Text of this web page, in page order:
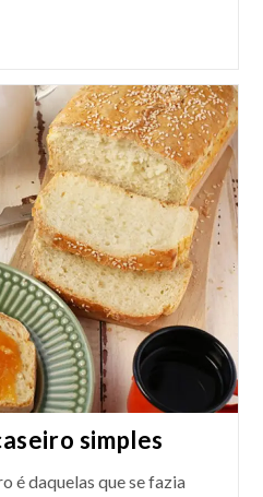
simples
é daquelas que se fazia